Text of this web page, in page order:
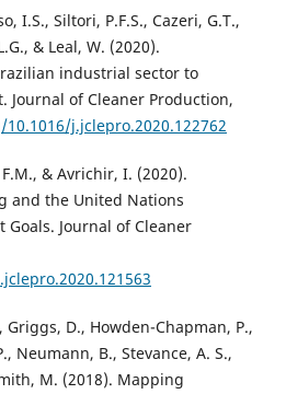
I.S., Siltori, P.F.S., Cazeri, G.T.,
& Leal, W. (2020).
industrial sector to
Journal of Cleaner Production,
j.jclepro.2020.122762
& Avrichir, I. (2020).
and the United Nations
Journal of Cleaner
D., Howden-Chapman, P.,
Neumann, B., Stevance, A. S.,
M. (2018). Mapping